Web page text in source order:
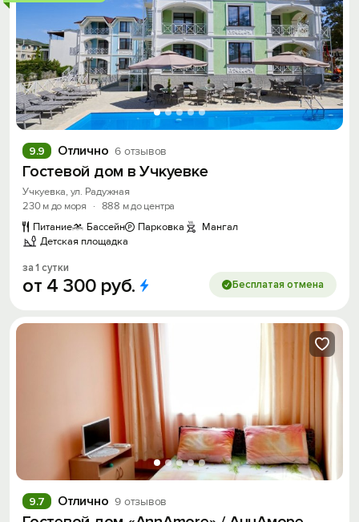
Отлично 6 отзывов
9.9
Гостевой дом в Учкуевке
Учкуевка, ул. Радужная
230 м до моря
· 888 м до центра
Питание
Бассейн Парковка
Мангал
Детская площадка
за 1 сутки
от 4 300 руб. Бесплатая отмена
Отлично 9 отзывов
9.7